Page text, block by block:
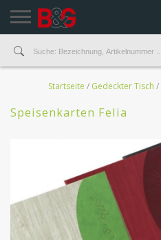
Startseite / Gedeckter Tisch /
Speisenkarten Felia